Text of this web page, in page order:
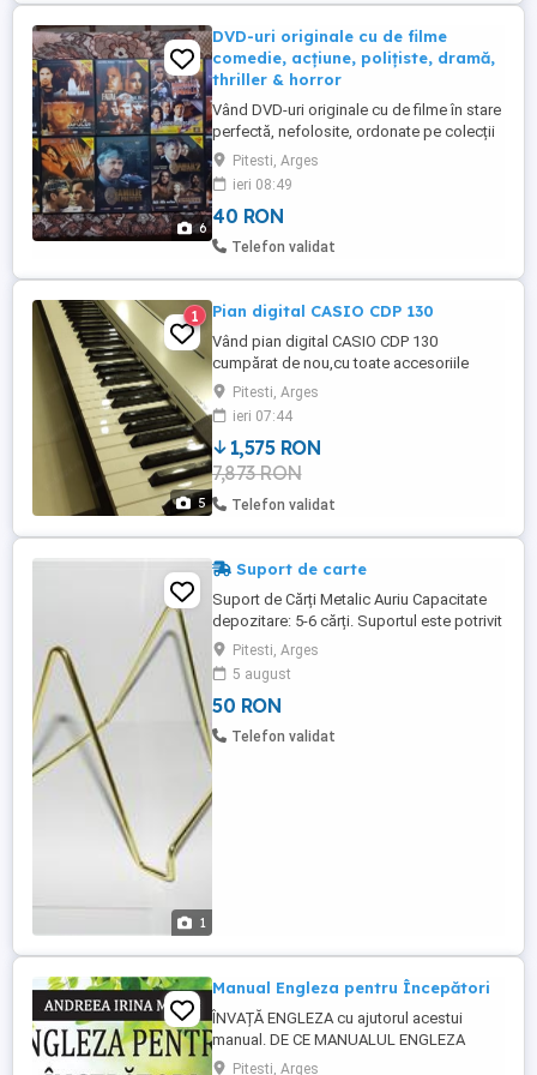
6
DVD-uri originale cu de filme
comedie, acțiune, polițiste, dramă,
thriller & horror
Vând DVD-uri originale cu de filme în stare
perfectă, nefolosite, ordonate pe colecții
așa cum se prezintă în fotografii. Prețurile
sunt diferențiate în funcție de numărul de
filme înregistrate pe fiecare DVD astfel:
Foto 1 : filme de comedie pe 4 DVD-uri
originale înregistrate pe ambele fețe cu
Pitesti, Arges
ieri 08:49
40 RON
Telefon validat
5
1 Pian digital CASIO CDP 130
Vând pian digital CASIO CDP 130
cumpărat de nou,cu toate accesoriile
inclusiv supot.A fost folosit foarte puțin
pentru inițiere.Datele tehnice se găsesc în
carte.Ca dotări are o pedală,cablu de
funcționare,suport de partituri și
husă.Suplimentar suport stand microfon.
Pitesti, Arges
ieri 07:44
1,575 RON
7,873 RON
Telefon validat
1
Suport de carte
Suport de Cărți Metalic Auriu Capacitate
depozitare: 5-6 cărți. Suportul este potrivit
și pentru susținerea tabletelor.
Pitesti, Arges
5 august
50 RON
Telefon validat
Manual Engleza pentru Începători
ÎNVAȚĂ ENGLEZA cu ajutorul acestui
manual. DE CE MANUALUL ENGLEZA
PENTRU ÎNCEPĂTORI? Manualul este util
Pitesti, Arges